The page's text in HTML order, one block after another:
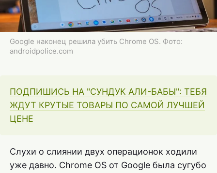
Google наконец решила убить Chrome OS. Фото:
androidpolice.com
ПОДПИШИСЬ НА "СУНДУК АЛИ-БАБЫ": ТЕБЯ
ЖДУТ КРУТЫЕ ТОВАРЫ ПО САМОЙ ЛУЧШЕЙ
ЦЕНЕ
Слухи о слиянии двух операционок ходили
уже давно. Chrome OS от Google была сугубо